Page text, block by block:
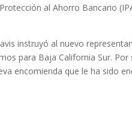
al Ahorro Bancario
instruyó al nuevo
para Baja California Sur.
encomienda que le ha sido